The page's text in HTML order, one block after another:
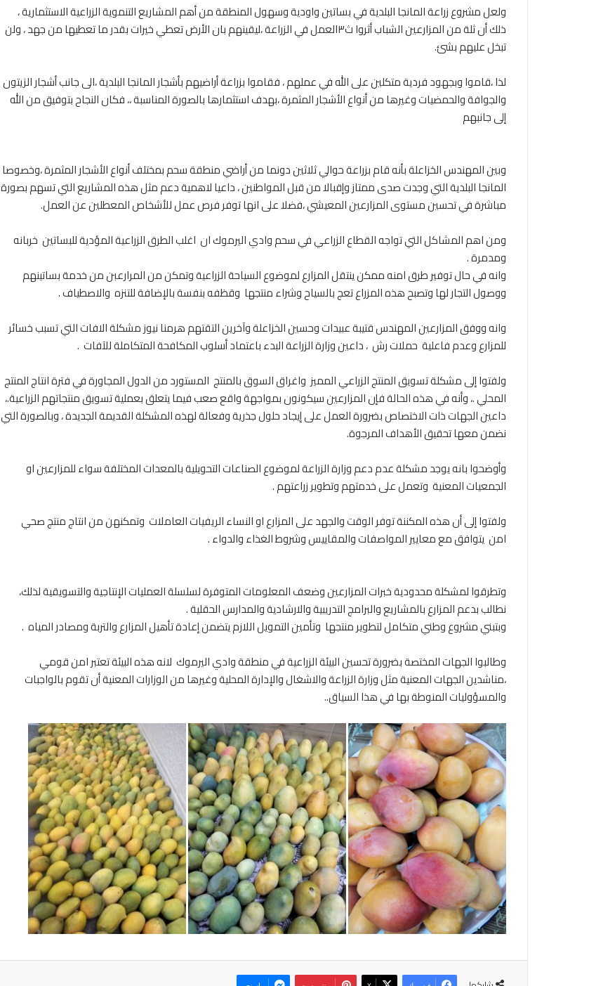
‎ولعل مشروع زراعة المانجا البلدية في بساتين واودية وسهول المنطقة من أهم المشاريع التنموية الزراعية الاستثمارية ،
ذلك أن ثلة من المزارعين الشباب أثروا ث٣العمل في الزراعة ،ليقينهم بان الأرض تعطي خيرات بقدر ما تعطيها من جهد ، ولن
تبخل عليهم بشئ.
‎لذا ،قاموا وبجهود فردية متكلين على الله في عملهم ، فقاموا بزراعة أراضيهم بأشجار المانجا البلدية ،الى جانب أشجار الزيتون
والجوافة والحمضيات وغيرها من أنواع الأشجار المثمرة ،بهدف استثمارها بالصورة المناسبة ،، فكان النجاح بتوفيق من الله
إلى جانبهم
‎وبين المهندس الخزاعلة بأنه قام بزراعة حوالي ثلاثين دونما من أراضي منطقة سحم بمختلف أنواع الأشجار المثمرة ،وخصوصا
المانجا البلدية التي وجدت صدى ممتاز وإقبالا من قبل المواطنين ، داعيا لاهمية دعم مثل هذه المشاريع التي تسهم بصورة
مباشرة في تحسين مستوى المزارعين المعيشي ،فضلا على انها توفر فرص عمل للأشخاص المعطلين عن العمل.
‎ومن اهم المشاكل التي تواجه القطاع الزراعي في سحم وادي اليرموك ان اغلب الطرق الزراعية المؤدية للبساتين خربانه
ومدمرة .
‎وانه في حال توفير طرق امنه ممكن ينتقل المزارع لموضوع السياحة الزراعية وتمكن من المرارعبن من خدمة بساتينهم
ووصول التجار لها وتصبح هذه المزراع تعج بالسياح وشراء منتجها وقظفه بنفسة بالإضافة للتنزه والاصطياف .
‎وانه ووفق المزارعين المهندس قتيبة عبيدات وحسين الخزاعلة وآخرين التقتهم هرمنا نيوز مشكلة الافات التي تسبب خسائر
للمزارع وعدم فاعلية حملات رش ، داعين وزارة الزراعة البدء باعتماد أسلوب المكافحة المتكاملة للآفات .
‎ولفتوا إلى مشكلة تسويق المنتج الزراعي المميز واغراق السوق بالمنتج المستورد من الدول المجاورة في فترة انتاج المنتج
المحلي .، وأنه في هذه الحالة فإن المزارعين سيكونون بمواجهة واقع صعب فيما يتعلق بعملية تسويق منتجاتهم الزراعية.،
داعين الجهات ذات الاختصاص بضرورة العمل على إيجاد حلول جذرية وفعالة لهذه المشكلة القديمة الجديدة ، وبالصورة التي
نضمن معها تحقيق الأهداف المرجوة.
‎وأوضحوا بانه يوجد مشكلة عدم دعم وزارة الزراعة لموضوع الصناعات التحويلية بالمعدات المختلفة سواء للمزارعين او
الجمعيات المعنية وتعمل على خدمتهم وتطوير زراعتهم .
‎ولفتوا إلى أن هذه المكننة توفر الوقت والجهد على المزارع او النساء الريفيات العاملات وتمكنهن من انتاج منتج صحي
امن يتوافق مع معايير المواصفات والمقاييس وشروط الغذاء والدواء .
‎وتطرقوا لمشكلة محدودية خبرات المزارعين وضعف المعلومات المتوفرة لسلسلة العمليات الإنتاجية والتسويقية لذلك،
نطالب بدعم المزارع بالمشاريع والبرامج التدريبية والارشادية والمدارس الحقلية .
‎وطالبوا الجهات المختصة بضرورة تحسين البيئة الزراعية في منطقة وادي اليرموك لانه هذه البيئة تعتبر امن قومي
،مناشدين الجهات المعنية مثل وزارة الزراعة والاشغال والإدارة المحلية وغيرها من الوزارات المعنية أن تقوم بالواجبات
والمسؤوليات المنوطة بها في هذا السياق..